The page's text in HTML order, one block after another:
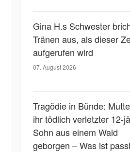
Gina H.s Schwester
Tränen aus, als dieser
aufgerufen wird
07. August 2026
Tragödie in Bünde:
ihr tödlich verletzter 12-
Sohn aus einem Wald
geborgen – Was ist